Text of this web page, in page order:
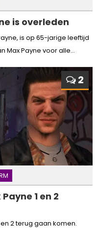
is overleden
is op 65-jarige leeftijd
Max Payne voor alle...
2
1 en 2
2 terug gaan komen.